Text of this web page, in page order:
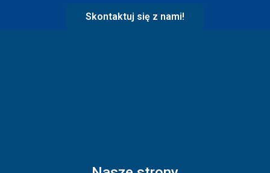
Skontaktuj się z nami!